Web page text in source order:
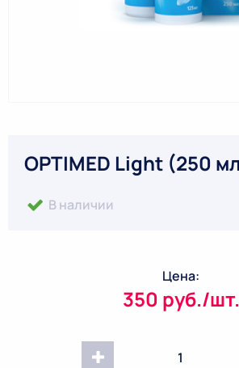
OPTIMED Light (250
В наличии
Цена:
350 руб./шт.
1